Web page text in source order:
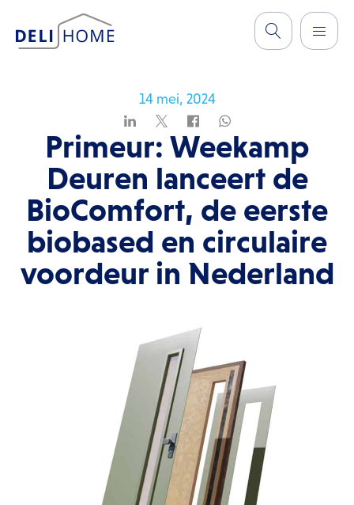
14 mei, 2024
Primeur: Weekamp
Deuren lanceert de
BioComfort, de eerste
biobased en circulaire
voordeur in Nederland